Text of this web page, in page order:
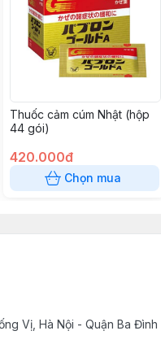
Thuốc cảm cúm Nhật (hộp
44 gói)
420.000đ
Chọn mua
Vị, Hà Nội - Quận Ba Đình